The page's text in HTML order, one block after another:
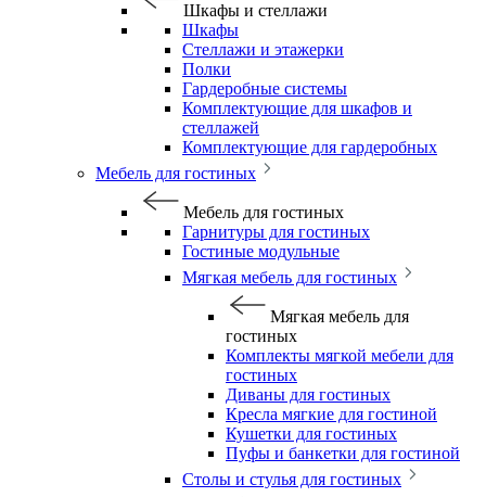
Шкафы и стеллажи
Шкафы
Стеллажи и этажерки
Полки
Гардеробные системы
Комплектующие для шкафов и
стеллажей
Комплектующие для гардеробных
Мебель для гостиных
Мебель для гостиных
Гарнитуры для гостиных
Гостиные модульные
Мягкая мебель для гостиных
Мягкая мебель для
гостиных
Комплекты мягкой мебели для
гостиных
Диваны для гостиных
Кресла мягкие для гостиной
Кушетки для гостиных
Пуфы и банкетки для гостиной
Столы и стулья для гостиных